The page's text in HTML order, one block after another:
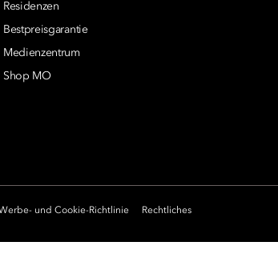
Residenzen
Bestpreisgarantie
Medienzentrum
Shop MO
und Cookie-Richtlinie Rechtliches